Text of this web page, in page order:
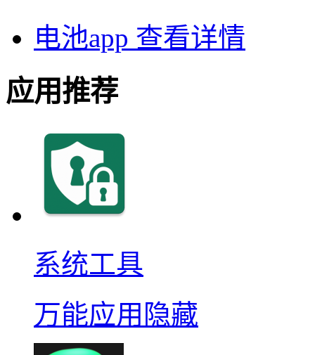
电池app 查看详情
应用推荐
系统工具
万能应用隐藏